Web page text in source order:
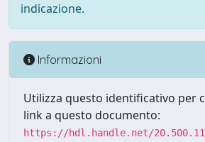
indicazione.
Informazioni
Utilizza questo identificativo per
link a questo documento:
https://hdl.handle.net/